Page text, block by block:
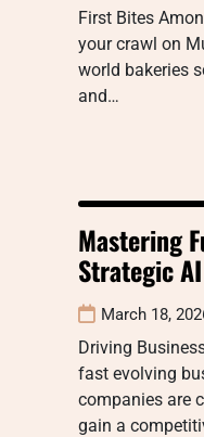
First Bites
your crawl on
world bakeries
and…
Mastering
Strategic
March 18,
Driving
fast evolving
companies are
gain a